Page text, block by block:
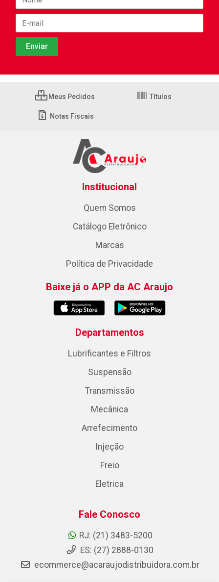
Meus Pedidos Títulos
Notas Fiscais
Institucional
Quem Somos
Catálogo Eletrônico
Marcas
Política de Privacidade
Baixe já o APP da AC Araujo
Departamentos
Lubrificantes e Filtros
Suspensão
Transmissão
Mecânica
Arrefecimento
Injeção
Freio
Eletrica
Fale Conosco
RJ: (21) 3483-5200
ES: (27) 2888-0130
ecommerce@acaraujodistribuidora.com.br